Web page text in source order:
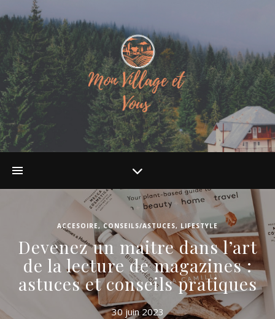
ACCESOIRE, CONSEILS/ASTUCES, LIFESTYLE
Devenez un maitre dans l’art
de la lecture de magazines :
astuces et conseils pratiques
30 juin 2023